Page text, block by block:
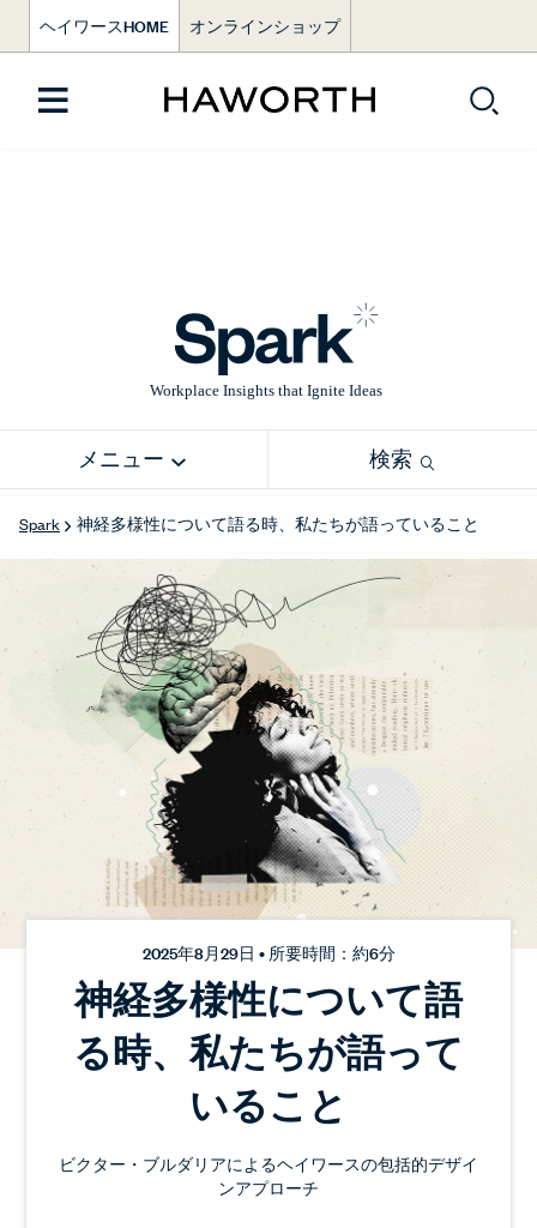
ヘイワースHOME オンラインショップ
メニュー 検索
Spark 神経多様性について語る時、私たちが語っていること
2025年8月29日 • 所要時間：約6分
神経多様性について語
る時、私たちが語って
いること
ビクター・ブルダリアによるヘイワースの包括的デザイ
ンアプローチ